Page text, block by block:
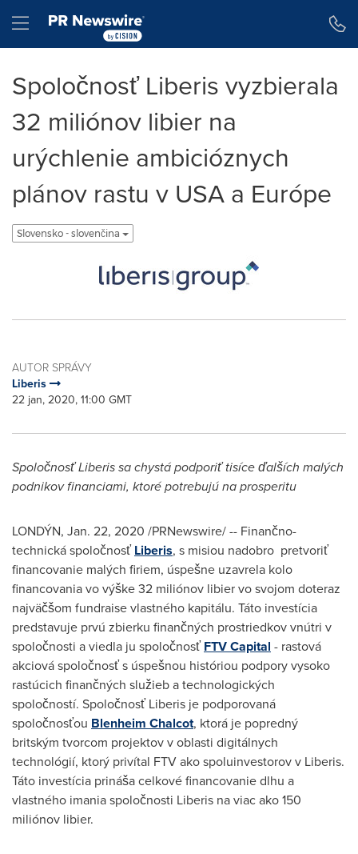
Hamburger menu
Spoločnosť Liberis vyzbierala
32 miliónov libier na
urýchlenie ambicióznych
plánov rastu v USA a Európe
Slovensko - slovenčina
AUTOR SPRÁVY
Liberis
22 jan, 2020, 11:00 GMT
Spoločnosť Liberis sa chystá podporiť tisíce ďalších malých
podnikov financiami, ktoré potrebujú na prosperitu
LONDÝN, Jan. 22, 2020 /PRNewswire/ -- Finančno-
technická spoločnosťLiberis, s misiou nadobro pretvoriť
financovanie malých firiem, úspešne uzavrela kolo
financovania vo výške 32 miliónov libier vo svojom doteraz
najväčšom fundraise vlastného kapitálu. Táto investícia
predstavuje prvú zbierku finančných prostriedkov vnútri v
spoločnosti a viedla ju spoločnosťFTV Capital - rastová
akciová spoločnosť s úspešnou históriou podpory vysoko
rastúcich finančných služieb a technologických
spoločností. Spoločnosť Liberis je podporovaná
spoločnosťou Blenheim Chalcot, ktorá je popredný
britským tvorcom projektov v oblasti digitálnych
technológií, ktorý privítal FTV ako spoluinvestorov v Liberis.
Táto investícia prináša celkové financovanie dlhu a
vlastného imania spoločnosti Liberis na viac ako 150
miliónov libier.